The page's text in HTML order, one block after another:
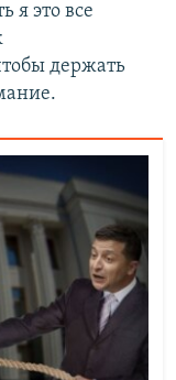
я это все
держать